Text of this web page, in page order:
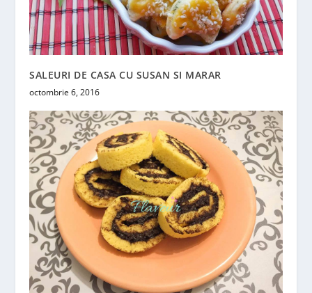
SALEURI DE CASA CU SUSAN SI MARAR
octombrie 6, 2016